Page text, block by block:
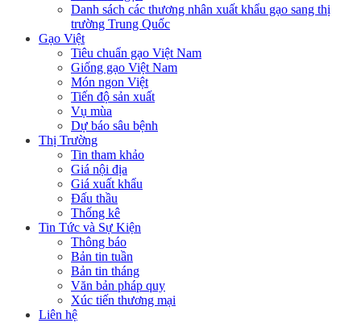
Danh sách các thương nhân xuất khẩu gạo sang thị
trường Trung Quốc
Gạo Việt
Tiêu chuẩn gạo Việt Nam
Giống gạo Việt Nam
Món ngon Việt
Tiến độ sản xuất
Vụ mùa
Dự báo sâu bệnh
Thị Trường
Tin tham khảo
Giá nội địa
Giá xuất khẩu
Đấu thầu
Thống kê
Tin Tức và Sự Kiện
Thông báo
Bản tin tuần
Bản tin tháng
Văn bản pháp quy
Xúc tiến thương mại
Liên hệ